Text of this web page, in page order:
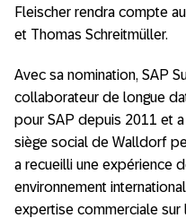
Fleischer rendra compte
et Thomas Schreitmüller.
Avec sa nomination, SAP
collaborateur de longue
pour SAP depuis 2011 et
siège social de Walldorf
a recueilli une expérience
environnement
expertise commerciale sur